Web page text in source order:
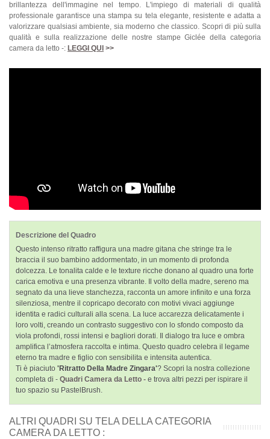
brillantezza dell'immagine nel tempo. L'impiego di materiali di qualità
professionale garantisce una stampa su tela elegante, resistente e adatta a
valorizzare qualsiasi ambiente, sia moderno che classico. Scopri di più sulla
qualità e sulla realizzazione delle nostre stampe Giclée della categoria
camera da letto -: LEGGI QUI >>
Descrizione del Quadro
Questo intenso ritratto raffigura una madre gitana che stringe tra le
braccia il suo bambino addormentato, in un momento di profonda
dolcezza. Le tonalita calde e le texture ricche donano al quadro una forte
carica emotiva e una presenza vibrante. Il volto della madre, sereno ma
segnato da una lieve stanchezza, racconta un amore infinito e una forza
silenziosa, mentre il copricapo decorato con motivi vivaci aggiunge
identita e radici culturali alla scena. La luce accarezza delicatamente i
loro volti, creando un contrasto suggestivo con lo sfondo composto da
viola profondi, rossi intensi e bagliori dorati. Il dialogo tra luce e ombra
amplifica l’atmosfera raccolta e intima. Questo quadro celebra il legame
eterno tra madre e figlio con sensibilita e intensita autentica.
Ti è piaciuto 'Ritratto Della Madre Zingara'? Scopri la nostra collezione
completa di - Quadri Camera da Letto - e trova altri pezzi per ispirare il
tuo spazio su PastelBrush.
ALTRI QUADRI SU TELA DELLA CATEGORIA
CAMERA DA LETTO :